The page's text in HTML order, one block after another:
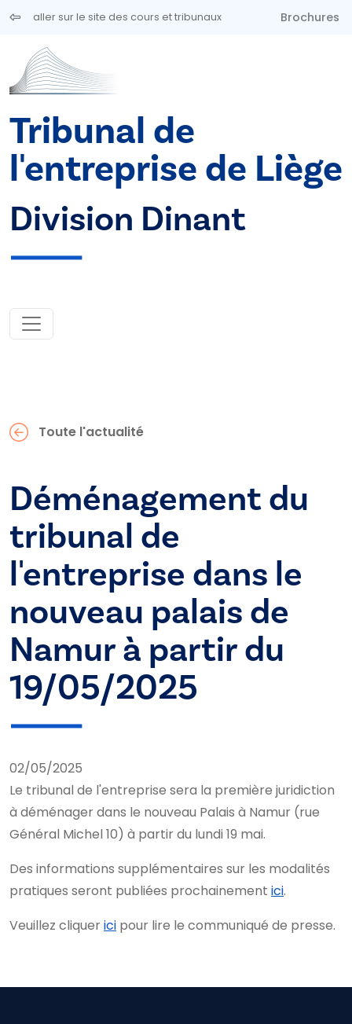
Aller au contenu principal
aller sur le site des cours et tribunaux Brochures
Tribunal de
l'entreprise de Liège
Division Dinant
Toute l'actualité
Déménagement du
tribunal de
l'entreprise dans le
nouveau palais de
Namur à partir du
19/05/2025
02/05/2025
Le tribunal de l'entreprise sera la première juridiction
à déménager dans le nouveau Palais à Namur (rue
Général Michel 10) à partir du lundi 19 mai.
Des informations supplémentaires sur les modalités
pratiques seront publiées prochainement ici.
Veuillez cliquerici pour lire le communiqué de presse.